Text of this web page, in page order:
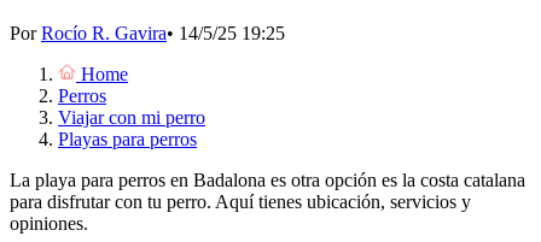
PorRocío R. Gavira• 14/5/25 19:25
Home
Perros
Viajar con mi perro
Playas para perros
La playa para perros en Badalona es otra opción es la costa catalana
para disfrutar con tu perro. Aquí tienes ubicación, servicios y
opiniones.